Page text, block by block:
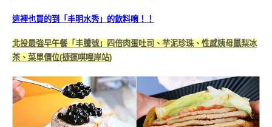
這裡也買的到「丰明水秀」的飲料唷！！
北投最強早午餐「丰騰號」四倍肉蛋吐司、芋泥珍珠、性感姨母鳳梨冰
茶、菜單價位(捷運唭哩岸站)